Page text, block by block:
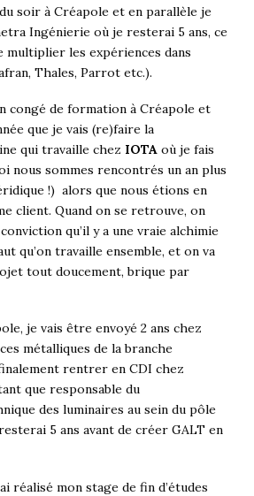
soir à Créapole et en parallèle je
Ingénierie où je resterai 5 ans, ce
multiplier les expériences dans
Thales, Parrot etc.).
congé de formation à Créapole et
que je vais (re)faire la
qui travaille chez IOTA où je fais
nous sommes rencontrés un an plus
!) alors que nous étions en
client. Quand on se retrouve, on
qu’il y a une vraie alchimie
qu’on travaille ensemble, et on va
tout doucement, brique par
je vais être envoyé 2 ans chez
métalliques de la branche
rentrer en CDI chez
que responsable du
des luminaires au sein du pôle
5 ans avant de créer GALT en
réalisé mon stage de fin d’études